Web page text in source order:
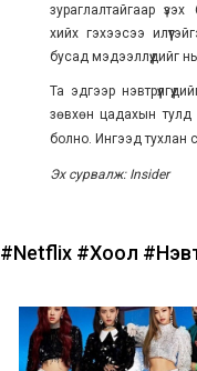
зураглалтайгаар
хийх гэхээсээ
бусад мэдээллүүдийг
Та эдгээр
зөвхөн цадахын тулд
болно. Ингээд тухлан
Эх сурвалж: Insider
#Netflix #Хоол